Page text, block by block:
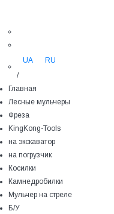
UA
/
RU
Главная
Лесные мульчеры
Фреза
KingKong-Tools
на экскаватор
на погрузчик
Косилки
Камнедробилки
Мульчер на стреле
Б/У